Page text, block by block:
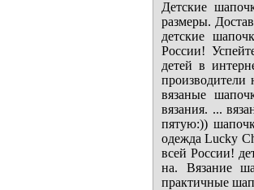
Детские
размеры.
детские
России!
детей в
производители
вязаные
вязания. ...
пятую:))
одежда Lucky
всей России!
на. Вязание
практичные